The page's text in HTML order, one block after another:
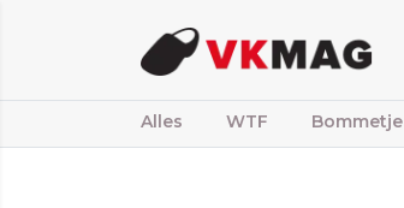
Alles WTF Bommetje